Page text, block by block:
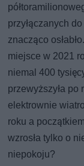
przyłączanych
znacząco
miejsce w 2021
niemal 400
przewyższyła
elektrownie
roku a
wzrosła tylko o
niepokoju?